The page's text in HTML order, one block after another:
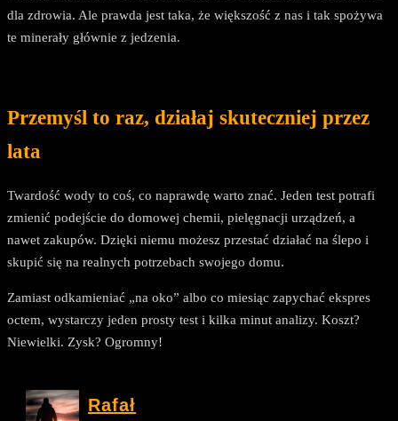
dla zdrowia. Ale prawda jest taka, że większość z nas i tak spożywa
te minerały głównie z jedzenia.
Przemyśl to raz, działaj skuteczniej przez
lata
Twardość wody to coś, co naprawdę warto znać. Jeden test potrafi
zmienić podejście do domowej chemii, pielęgnacji urządzeń, a
nawet zakupów. Dzięki niemu możesz przestać działać na ślepo i
skupić się na realnych potrzebach swojego domu.
Zamiast odkamieniać „na oko” albo co miesiąc zapychać ekspres
octem, wystarczy jeden prosty test i kilka minut analizy. Koszt?
Niewielki. Zysk? Ogromny!
Rafał